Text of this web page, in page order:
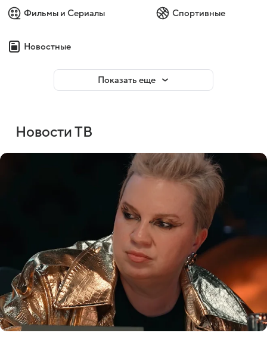
Фильмы и Сериалы Спортивные
Новостные
Показать еще
Новости ТВ